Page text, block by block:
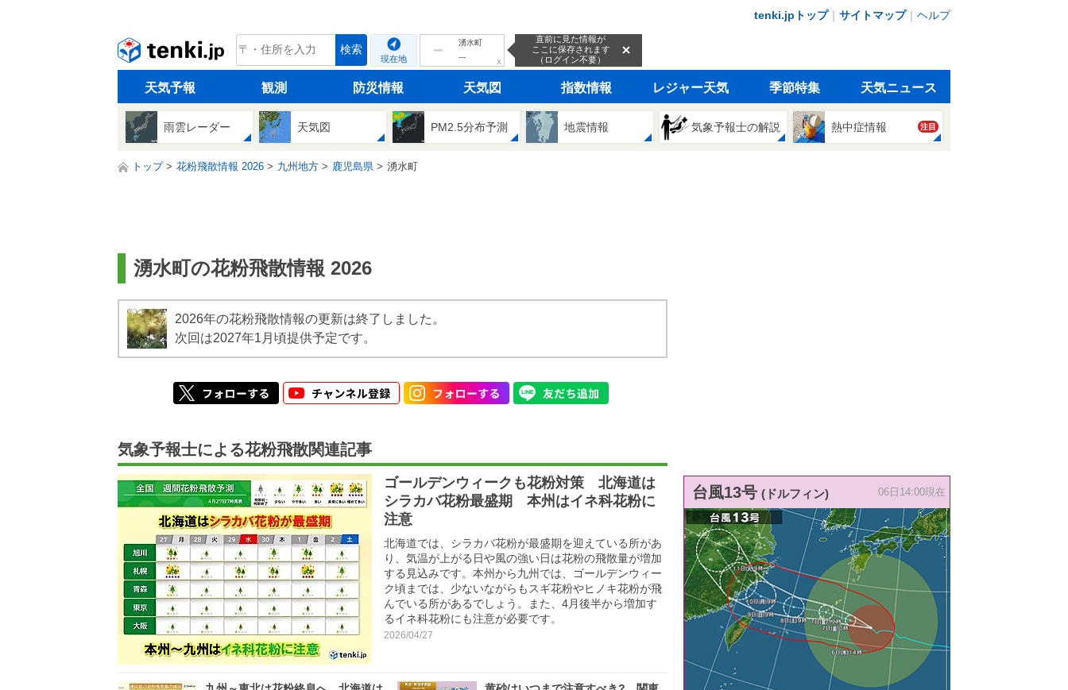
tenki.jpトップ｜ サイトマップ｜ ヘルプ
tenki.jp 検索
現在地
湧水町
---
ｘ
直前に見た情報が
ここに保存されます
（ログイン不要）
天気予報 観測 防災情報 天気図 指数情報 レジャー天気 季節特集 天気ニュース
雨雲レーダー 天気図 PM2.5分布予測 地震情報 気象予報士の解説 熱中症情報 注目
トップ 花粉飛散情報 2026 九州地方 鹿児島県 湧水町
湧水町の花粉飛散情報 2026
2026年の花粉飛散情報の更新は終了しました。
次回は2027年1月頃提供予定です。
気象予報士による花粉飛散関連記事
ゴールデンウィークも花粉対策 北海道は
シラカバ花粉最盛期 本州はイネ科花粉に
注意
北海道では、シラカバ花粉が最盛期を迎えている所があ
り、気温が上がる日や風の強い日は花粉の飛散量が増加
する見込みです。本州から九州では、ゴールデンウィー
ク頃までは、少ないながらもスギ花粉やヒノキ花粉が飛
んでいる所があるでしょう。また、4月後半から増加す
るイネ科花粉にも注意が必要です。
2026/04/27
台風13号 (ドルフィン) 06日14:00現在